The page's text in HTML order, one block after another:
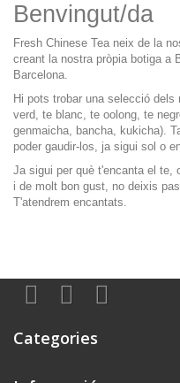
Benvingut/da
Fresh Chinese Tea neix de la
creant la nostra pròpia botiga a
Barcelona.
Hi pots trobar una selecció
verd, te blanc, te oolong, te
genmaicha, bancha, kukicha).
poder gaudir-los, ja sigui sol o
Ja sigui per què t'encanta el te,
i de molt bon gust, no deixis
T'atendrem encantats.
Categories